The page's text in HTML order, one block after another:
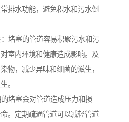
排水功能，避免积水和污水倒
堵塞的管道容易积聚污水和污
室内环境和健康造成影响。及
物，减少异味和细菌的滋生，
。
堵塞会对管道造成压力和损
。定期疏通管道可以减轻管道